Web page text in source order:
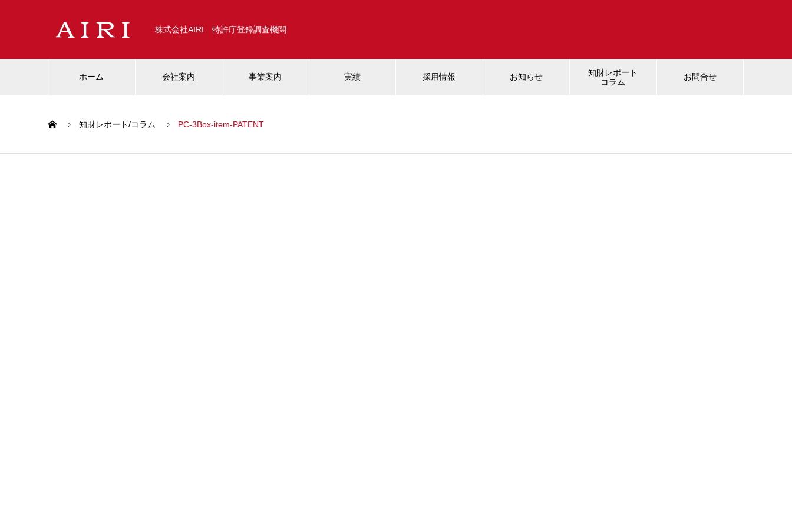
株式会社AIRI 特許庁登録調査機関
ホーム 会社案内 事業案内 実績 採用情報 お知らせ
知財レポート
コラム
お問合せ
知財レポート/コラム PC-3Box-item-PATENT